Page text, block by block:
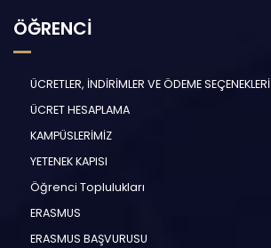
ÖĞRENCİ
ÜCRETLER, İNDİRİMLER VE ÖDEME SEÇENEKLERİ
ÜCRET HESAPLAMA
KAMPÜSLERİMİZ
YETENEK KAPISI
Öğrenci Toplulukları
ERASMUS
ERASMUS BAŞVURUSU